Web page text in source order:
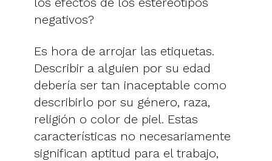
negativos?
Es hora de arrojar las etiquetas.
Describir a alguien por su edad
debería ser tan inaceptable como
describirlo por su género, raza,
religión o color de piel. Estas
características no necesariamente
significan aptitud para el trabajo,